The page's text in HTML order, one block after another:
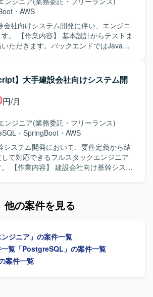
します。
・ AWS
会社向けシステム開発に伴い、エンジニ
テストま
ただきます。バックエンドではJavaお
からテストまで一貫して対応できる方を
【開発環境】 バックエン
）、フロントエンドはJavaScript、
）を使用します。ソースコード管理には
ーションにはTeamsを使用します。
】大手建設会社向けシステム開
円/月
ンジニア(業務委託・フリーランス)
・ SpringBoot ・ AWS
システム開発において、要件定義から結
て対応できるフルスタックエンジニア
テ
向上に取り組める方を求めています。
きます。 【開発環境】 バック
）、フロントエンドは
）、インフラはAWS、データベースは
します。
他の案件を見る
ンジニア」の案件一覧
覧 「PostgreSQL」の案件一覧
案件一覧